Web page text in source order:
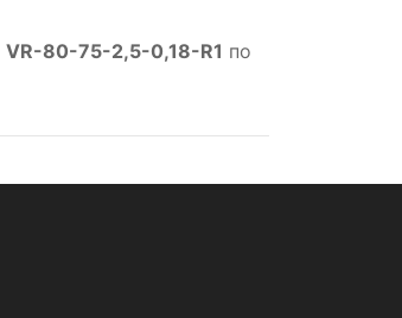
VR-80-75-2,5-0,18-R1 по